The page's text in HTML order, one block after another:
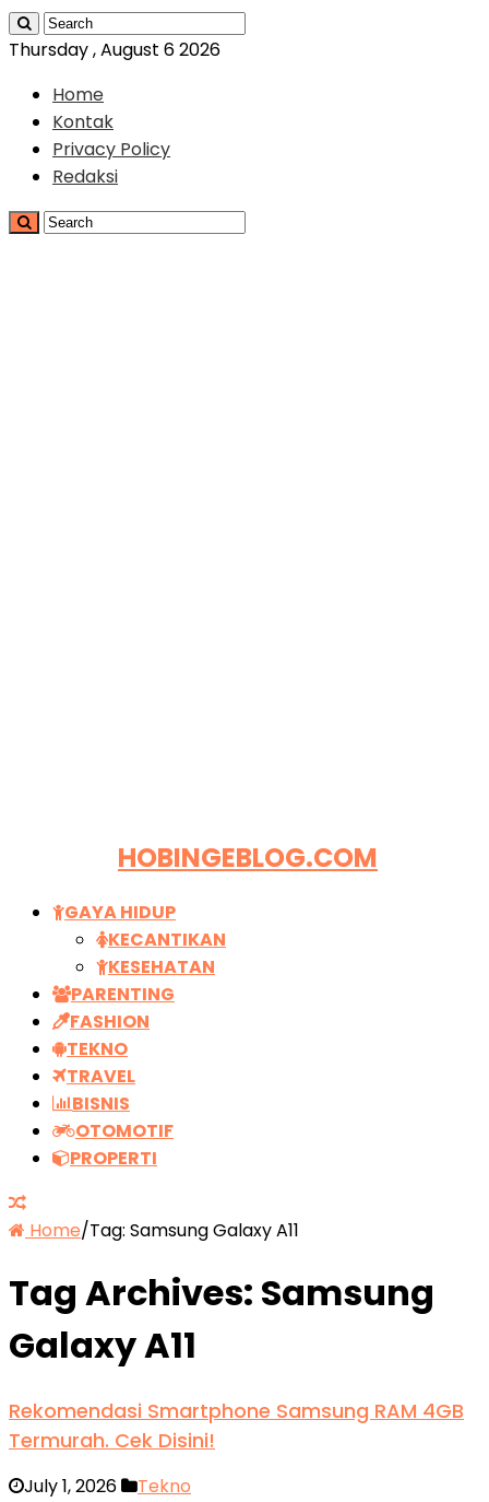
Thursday , August 6 2026
Home
Kontak
Privacy Policy
Redaksi
HOBINGEBLOG.COM
GAYA HIDUP
KECANTIKAN
KESEHATAN
PARENTING
FASHION
TEKNO
TRAVEL
BISNIS
OTOMOTIF
PROPERTI
Home/Tag: Samsung Galaxy A11
Tag Archives: Samsung
Galaxy A11
Rekomendasi Smartphone Samsung RAM 4GB
Termurah. Cek Disini!
July 1, 2026 Tekno